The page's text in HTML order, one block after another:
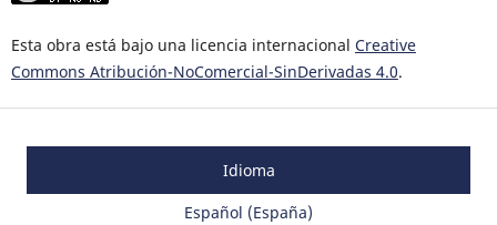
Esta obra está bajo una licencia internacional Creative
Commons Atribución-NoComercial-SinDerivadas 4.0.
Idioma
Español (España)